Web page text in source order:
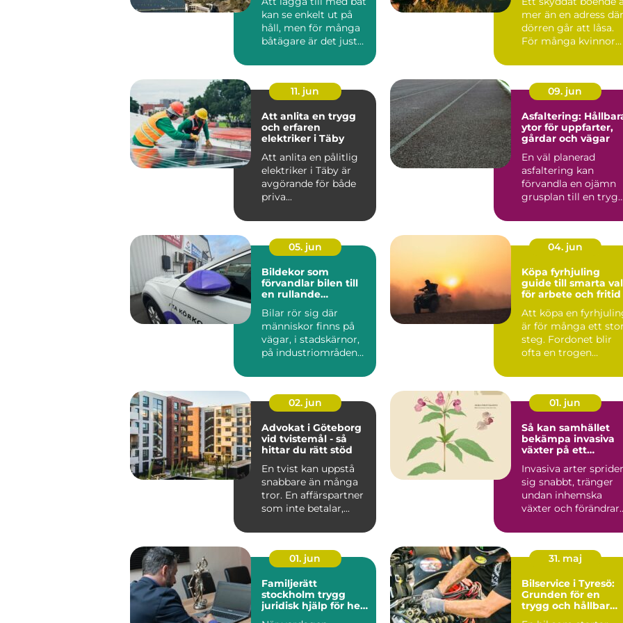
kan se enkelt ut på
håll, men för många
båtägare är det just
mer än en adress där
dörren går att låsa.
För många kvinnor
11. jun
Att anlita en trygg
och erfaren
elektriker i Täby
Att anlita en pålitlig
elektriker i Täby är
avgörande för både
priva...
09. jun
Asfaltering:
ytor för uppfarter,
gårdar och vägar
En väl planerad
asfaltering kan
förvandla en ojämn
grusplan till en trygg,
05. jun
Bildekor som
förvandlar bilen till
en rullande
Bilar rör sig där
människor finns på
vägar, i stadskärnor,
på industriområden
N...
04. jun
Köpa fyrhjuling
guide till smarta val
för arbete och fritid
Att köpa en
är för många ett
steg. Fordonet blir
ofta en trogen
02. jun
Advokat i Göteborg
vid tvistemål - så
hittar du rätt stöd
En tvist kan uppstå
snabbare än många
tror. En affärspartner
som inte betalar,...
01. jun
Så kan samhället
bekämpa invasiva
växter på ett
Invasiva arter sprider
sig snabbt, tränger
undan inhemska
växter och förändrar
Kommu...
01. jun
Familjerätt
stockholm trygg
juridisk hjälp för hela
31. maj
Bilservice i Tyresö:
Grunden för en
trygg och hållbar